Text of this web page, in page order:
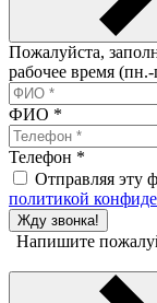
Пожалуйста,
рабочее время
ФИО *
Телефон *
Отправляя эту
политикой
Жду звонка!
Напишите